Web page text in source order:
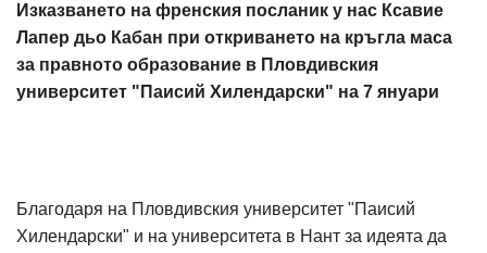
Изказването на френския посланик у нас Ксавие
Лапер дьо Кабан при откриването на кръгла маса
за правното образование в Пловдивския
университет "Паисий Хилендарски" на 7 януари
Благодаря на Пловдивския университет "Паисий
Хилендарски" и на университета в Нант за идеята да